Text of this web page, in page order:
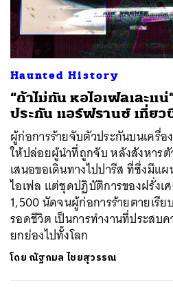
Haunted History
“ถ้าไม่ทัน หอไอเฟลเละแ
ประกัน แอร์ฟรานซ์ เที่ยว
ผู้ก่อการร้ายจับตัวประกันบนเครื่อ
ให้ปล่อยผู้นำที่ถูกจับ หลังสังหาร
เสนอขอเดินทางไปปารีส ที่ซึ่งมีแ
ไอเฟล แต่ชุดปฏิบัติการของฝรั่งเศ
1,500 นัดจนผู้ก่อการร้ายตายเรี
รอดชีวิต เป็นการทำงานที่ประสบค
ยกย่องไปทั้งโลก
โดย ณัฐกมล ไชยสุวรรณ
ค้นหา
SHARE TWEET